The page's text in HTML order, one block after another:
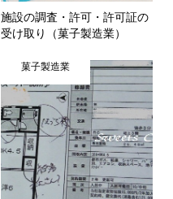
施設の調査・許可・許可証の
受け取り（菓子製造業）
菓子製造業